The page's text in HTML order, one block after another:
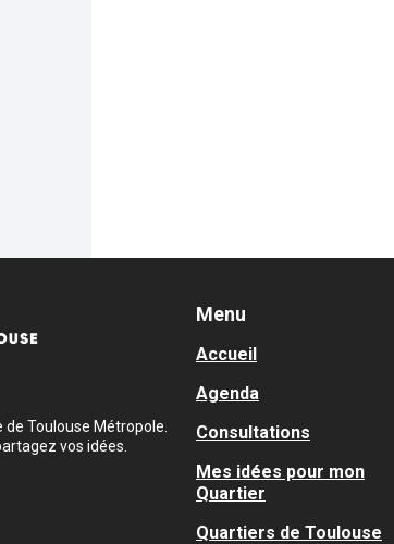
Toulouse Métropole.
vos idées.
Menu
Accueil
Agenda
Consultations
Mes idées pour mon
Quartier
Quartiers de Toulouse